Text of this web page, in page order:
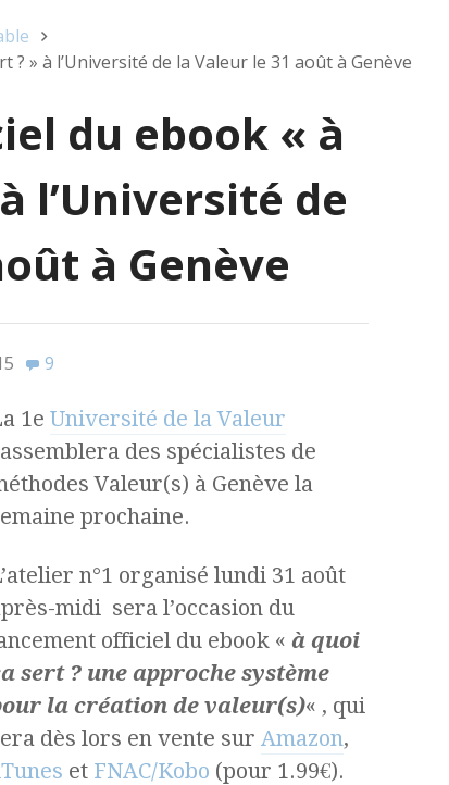
» à l’Université de la Valeur le 31 août à Genève
du ebook « à
l’Université de
à Genève
9
1e Université de la Valeur
des spécialistes de
Valeur(s) à Genève la
prochaine.
n°1 organisé lundi 31 août
midi sera l’occasion du
officiel du ebook « à quoi
sert ? une approche système
la création de valeur(s)« , qui
dès lors en vente sur Amazon,
et FNAC/Kobo (pour 1.99€).